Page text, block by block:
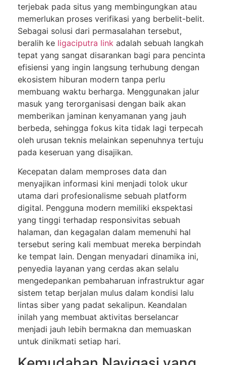
terjebak pada situs yang membingungkan atau
memerlukan proses verifikasi yang berbelit-belit.
Sebagai solusi dari permasalahan tersebut,
beralih ke ligaciputra link adalah sebuah langkah
tepat yang sangat disarankan bagi para pencinta
efisiensi yang ingin langsung terhubung dengan
ekosistem hiburan modern tanpa perlu
membuang waktu berharga. Menggunakan jalur
masuk yang terorganisasi dengan baik akan
memberikan jaminan kenyamanan yang jauh
berbeda, sehingga fokus kita tidak lagi terpecah
oleh urusan teknis melainkan sepenuhnya tertuju
pada keseruan yang disajikan.
Kecepatan dalam memproses data dan
menyajikan informasi kini menjadi tolok ukur
utama dari profesionalisme sebuah platform
digital. Pengguna modern memiliki ekspektasi
yang tinggi terhadap responsivitas sebuah
halaman, dan kegagalan dalam memenuhi hal
tersebut sering kali membuat mereka berpindah
ke tempat lain. Dengan menyadari dinamika ini,
penyedia layanan yang cerdas akan selalu
mengedepankan pembaharuan infrastruktur agar
sistem tetap berjalan mulus dalam kondisi lalu
lintas siber yang padat sekalipun. Keandalan
inilah yang membuat aktivitas berselancar
menjadi jauh lebih bermakna dan memuaskan
untuk dinikmati setiap hari.